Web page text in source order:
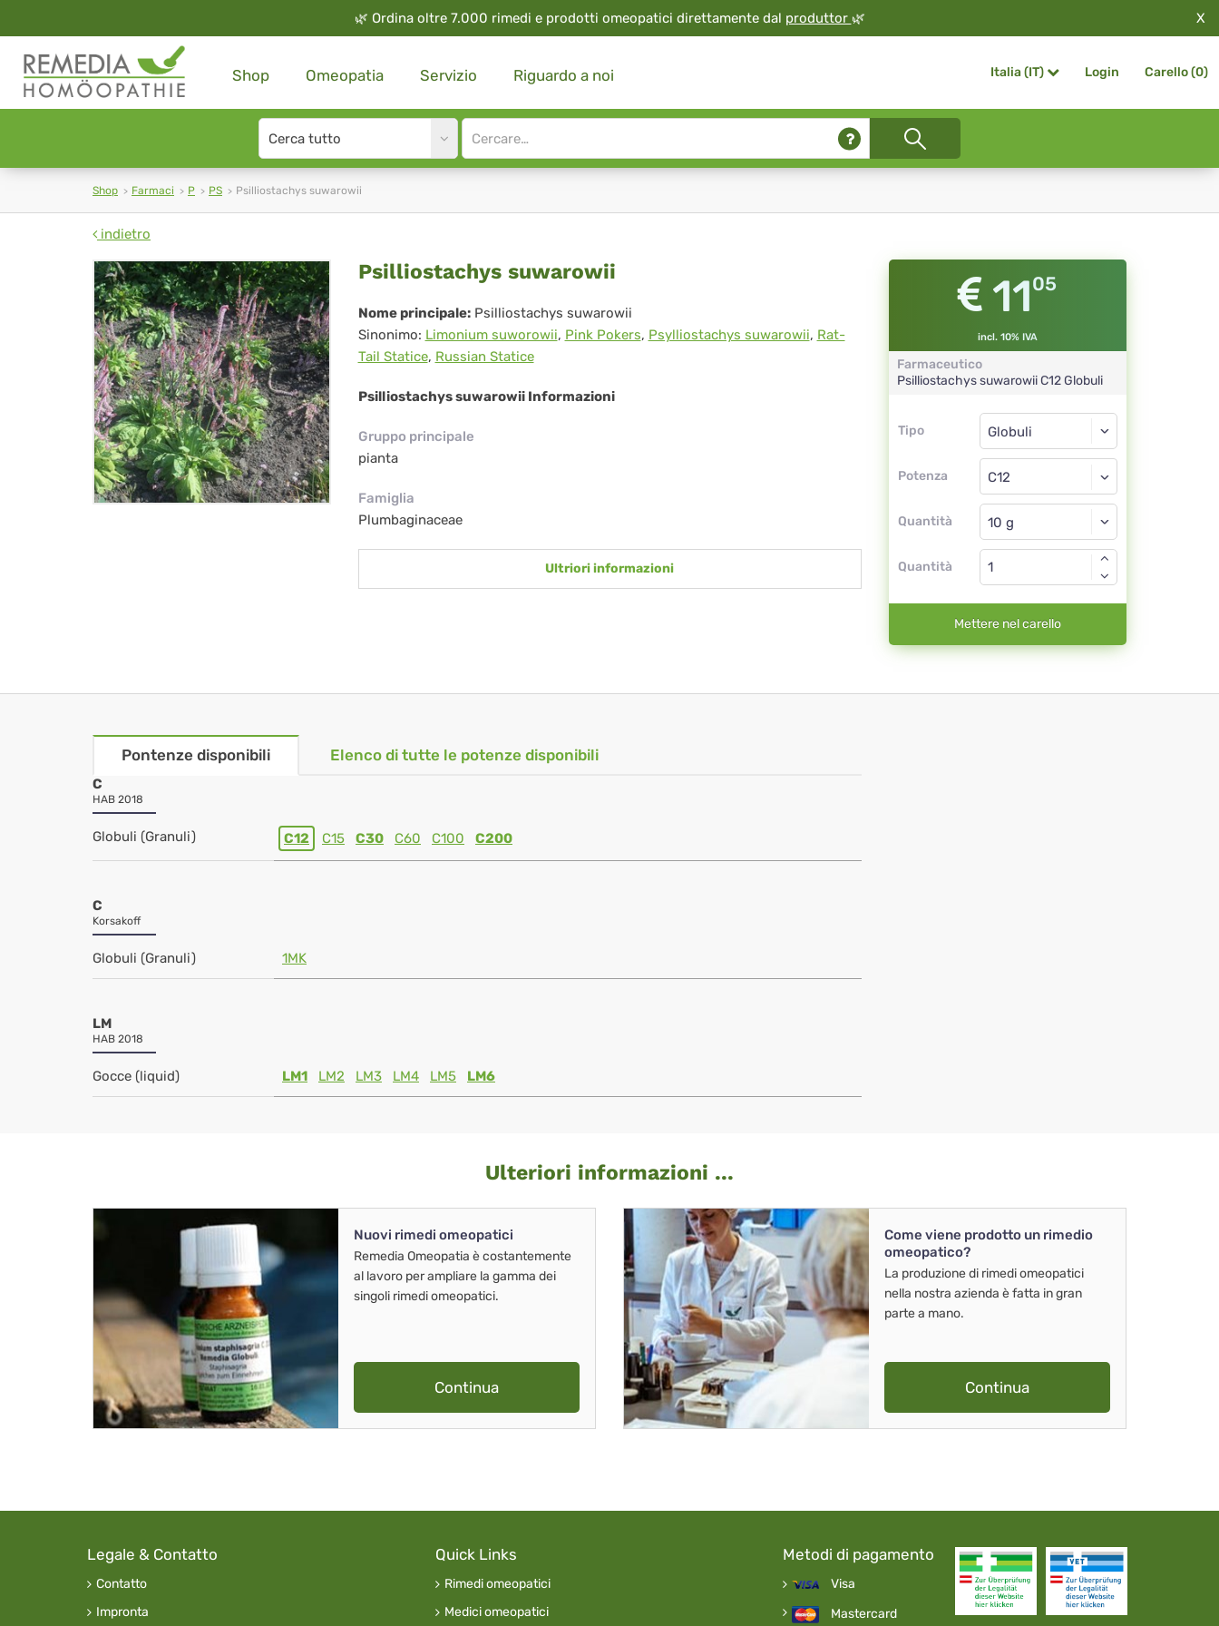
🌿 Ordina oltre 7.000 rimedi e prodotti omeopatici direttamente dal produttor 🌿 X
Shop Omeopatia Servizio Riguardo a noi Italia (IT) Login Carello (0)
Search
type
Site
search
Shop Farmaci P PS Psilliostachys suwarowii
indietro
Psilliostachys
suwarowii
Psilliostachys suwarowii
Nome principale: Psilliostachys suwarowii
Sinonimo: Limonium suworowii, Pink Pokers, Psylliostachys suwarowii, Rat-
Tail Statice, Russian Statice
Psilliostachys suwarowii Informazioni
Gruppo principale
pianta
Famiglia
Plumbaginaceae
Ultriori informazioni
1105
incl. 10% IVA
Farmaceutico
Psilliostachys suwarowiiC12 Globuli
Tipo
Tipo
Potenza
Globuli
C12
Quantità
Globuli
Quantità
Mettere nel carello
Pontenze disponibili Elenco di tutte le potenze disponibili
C
HAB 2018
Globuli (Granuli) C12 C15 C30 C60 C100 C200
C
Korsakoff
Globuli (Granuli) 1MK
LM
HAB 2018
Gocce (liquid) LM1 LM2 LM3 LM4 LM5 LM6
Ulteriori informazioni ...
Nuovi rimedi omeopatici
Remedia Omeopatia è costantemente
al lavoro per ampliare la gamma dei
singoli rimedi omeopatici.
Continua
Come viene prodotto un rimedio
omeopatico?
La produzione di rimedi omeopatici
nella nostra azienda è fatta in gran
parte a mano.
Continua
Legale & Contatto
Contatto
Impronta
Quick Links
Rimedi omeopatici
Medici omeopatici
Metodi di pagamento
Visa
Mastercard